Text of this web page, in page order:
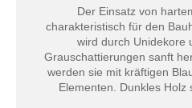
Der Einsatz von
charakteristisch für den
wird durch Unidekore
Grauschattierungen sanft
werden sie mit kräftigen
Elementen. Dunkles Holz